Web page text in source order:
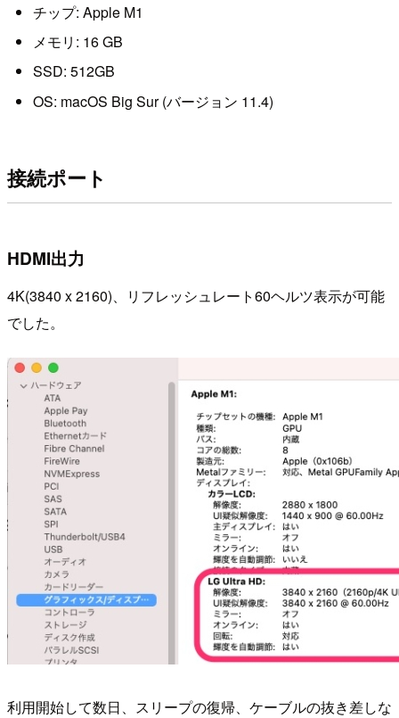
チップ: Apple M1
メモリ: 16 GB
SSD: 512GB
OS: macOS Big Sur (バージョン 11.4)
接続ポート
HDMI出力
4K(3840 x 2160)、リフレッシュレート60ヘルツ表示が可能
でした。
利用開始して数日、スリープの復帰、ケーブルの抜き差しな